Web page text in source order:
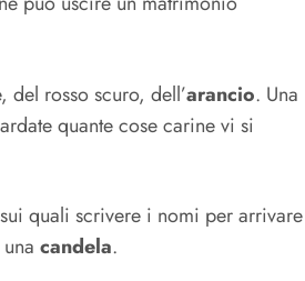
del rosso scuro, dell’arancio. Una
quante cose carine vi si
quali scrivere i nomi per arrivare
candela.